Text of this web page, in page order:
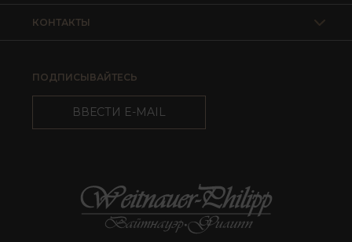
КОНТАКТЫ
ПОДПИСЫВАЙТЕСЬ
ВВЕСТИ E-MAIL